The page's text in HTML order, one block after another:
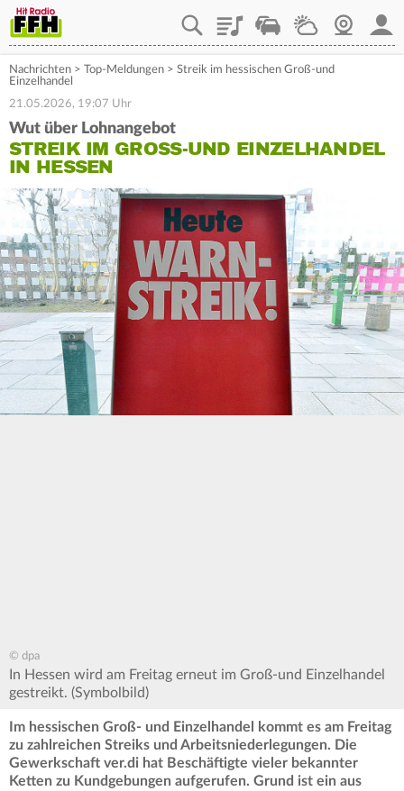
PlaylistStaupilotWetterWebcam
Nachrichten > Top-Meldungen > Streik im hessischen Groß-und
Einzelhandel
21.05.2026, 19:07 Uhr
Wut über Lohnangebot
STREIK IM GROSS-UND EINZELHANDEL I
N HESSEN
© dpa
In Hessen wird am Freitag erneut im Groß-und Einzelhandel
gestreikt. (Symbolbild)
Im hessischen Groß- und Einzelhandel kommt es am Freitag
zu zahlreichen Streiks und Arbeitsniederlegungen. Die
Gewerkschaft ver.di hat Beschäftigte vieler bekannter
Ketten zu Kundgebungen aufgerufen. Grund ist ein aus